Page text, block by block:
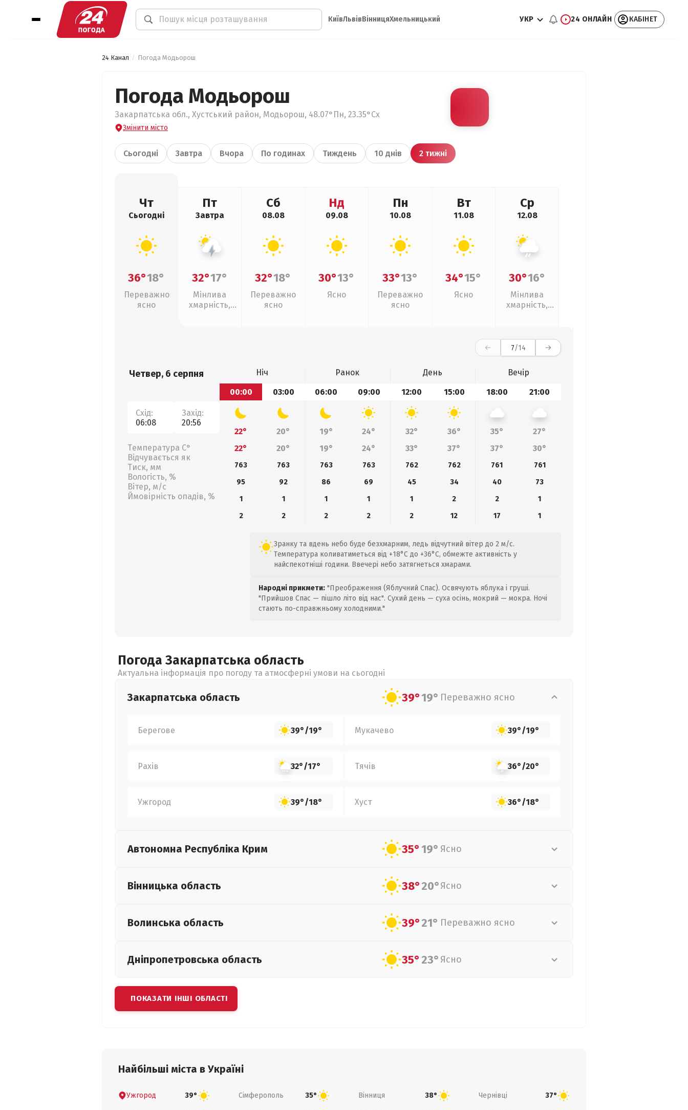
КиївЛьвівВінницяХмельницький УКР 24 ОНЛАЙН КАБІНЕТ
24 Канал Погода Модьорош
Погода Модьорош
Закарпатська обл., Хустський район, Модьорош, 48.07°Пн, 23.35°Сх
Змінити місто
Сьогодні Завтра Вчора По годинах Тиждень 10 днів 2 тижні
Чт
Сьогодні
36°18°
Переважно
ясно
Пт
Завтра
32°17°
Мінлива
хмарність,
Сб
08.08
32°18°
Переважно
ясно
Нд
09.08
30°13°
Ясно
Пн
10.08
33°13°
Переважно
ясно
Вт
11.08
34°15°
Ясно
Ср
12.08
30°16°
Мінлива
хмарність,
7/14
Четвер, 6 серпня
Схід:
06:08
Захід:
20:56
Температура С°
Відчувається як
Тиск, мм
Вологість, %
Вітер, м/с
Ймовірність опадів, %
Ніч Ранок День
Вечір
00:00
03:00 06:00 09:00 12:00 15:00 18:00 21:00
22° 20° 19° 24° 32° 36° 35°
27°
22°
20° 19° 24° 33° 37° 37° 30°
763 763 763 763 762 762 761
761
95
92 86 69 45 34 40
73
1
1 1 1 1 2 2
1
2
2 2 2 2 12 17 1
Зранку та вдень небо буде безхмарним, ледь відчутний вітер до 2 м/с.
Температура коливатиметься від +18°C до +36°C, обмежте активність у
найспекотніші години. Ввечері небо затягнеться хмарами.
Народні прикмети: "Преображення (Яблучний Спас). Освячують яблука і груші.
"Прийшов Спас — пішло літо від нас". Сухий день — суха осінь, мокрий — мокра. Ночі
стають по-справжньому холодними."
Погода Закарпатська область
Актуальна інформація про погоду та атмосферні умови на сьогодні
Закарпатська область 39°19° Переважно ясно
Берегове 39°/19° Мукачево 39°/19°
Рахів 32°/17° Тячів 36°/20°
Ужгород 39°/18° Хуст 36°/18°
Автономна Республіка Крим 35°19° Ясно
Вінницька область 38°20°Ясно
Волинська область 39°21° Переважно ясно
Дніпропетровська область 35°23° Ясно
ПОКАЗАТИ ІНШІ ОБЛАСТІ
Найбільші міста в Україні
Ужгород 39° Сімферополь 35° Вінниця 38° Чернівці 37°